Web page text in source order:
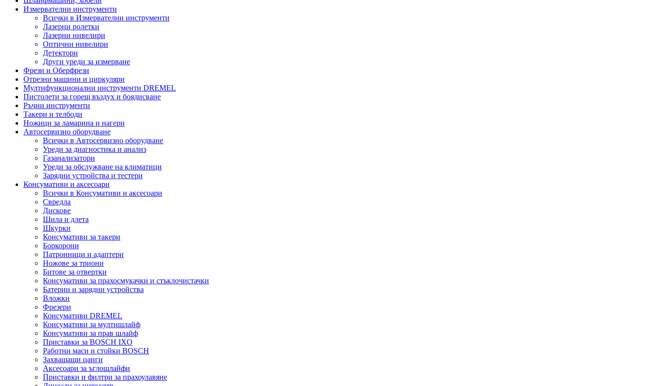
Измервателни инструменти
Всички в Измервателни инструменти
Лазерни ролетки
Лазерни нивелири
Оптични нивелири
Детектори
Други уреди за измерване
Фрези и Оберфрези
Отрезни машини и циркуляри
Мултифункционални инструменти DREMEL
Пистолети за горещ въздух и боядисване
Ръчни инструменти
Такери и телбоди
Ножици за ламарина и нагери
Автосервизно оборудване
Всички в Автосервизно оборудване
Уреди за диагностика и анализ
Газанализатори
Уреди за обслужване на климатици
Зарядни устройства и тестери
Консумативи и аксесоари
Всички в Консумативи и аксесоари
Свредла
Дискове
Шила и длета
Шкурки
Консумативи за такери
Боркорони
Патронници и адаптери
Ножове за триони
Битове за отвертки
Консумативи за прахосмукачки и стъклочистачки
Батерии и зарядни устройства
Вложки
Фрезери
Консумативи DREMEL
Консумативи за мултишлайф
Консумативи за прав шлайф
Приставки за BOSCH IXO
Работни маси и стойки BOSCH
Захващащи цанги
Аксесоари за ъглошлайфи
Приставки и филтри за прахоулавяне